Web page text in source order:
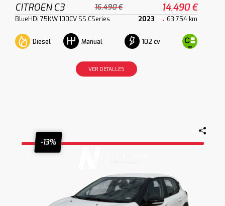
CITROEN C3 16.490 € 14.490 €
BlueHDi 75KW 100CV SS CSeries 2023 63.754 km
Diesel Manual 102 cv
VER DETALLES
-13%